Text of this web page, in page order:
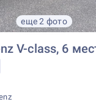
еще 2 фото
V-class, 6